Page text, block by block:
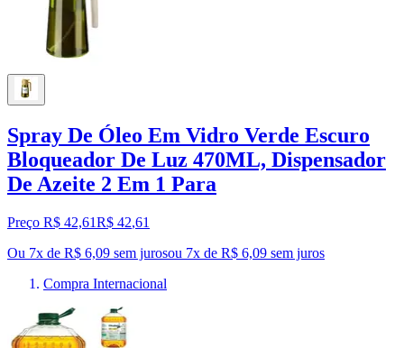
Spray De Óleo Em Vidro Verde Escuro
Bloqueador De Luz 470ML, Dispensador
De Azeite 2 Em 1 Para
Preço R$ 42,61R$ 42,61
Ou 7x de R$ 6,09 sem jurosou 7x de R$ 6,09 sem juros
Compra Internacional